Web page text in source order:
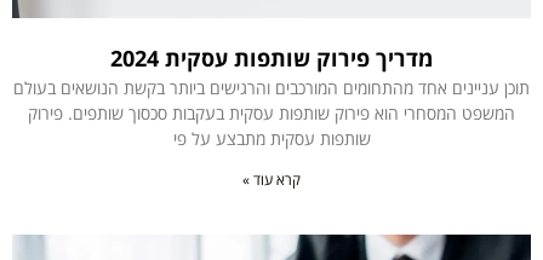
מדריך פירוק שותפות עסקית 2024
תוכן עניינים אחד מהתחומים המורכבים והרגישים ביותר בקשת הנושאים בעולם
המשפט המסחרי הוא פירוק שותפות עסקית בעקבות סכסוך שותפים. פירוק
שותפות עסקית מתבצע על פי
קרא עוד »